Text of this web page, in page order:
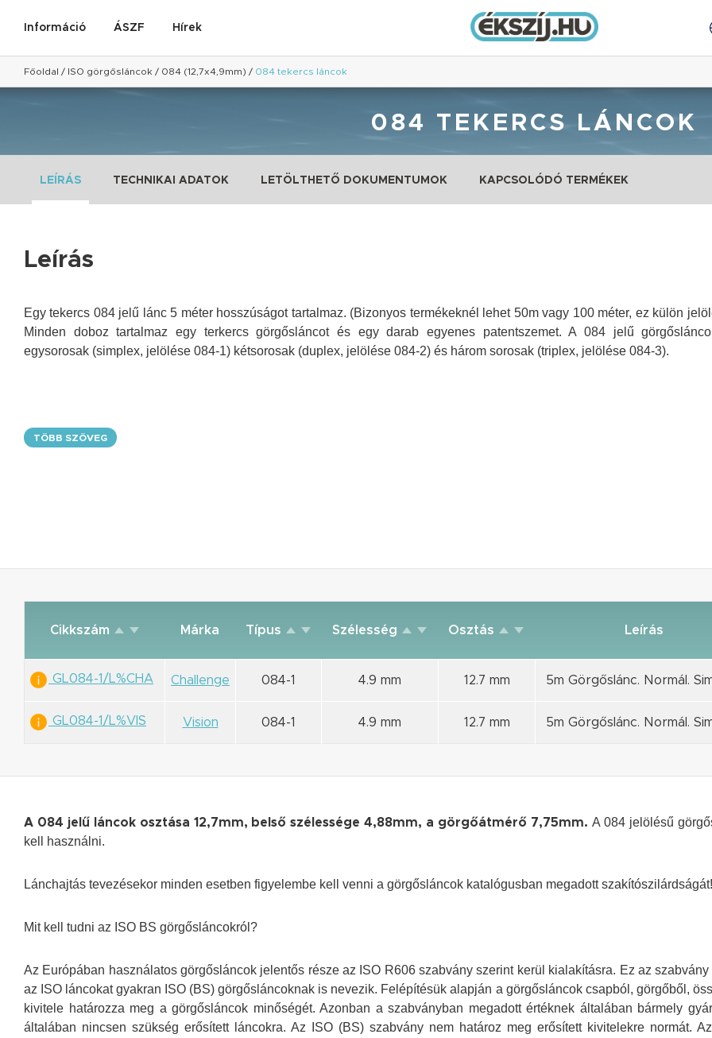
Információ ÁSZF Hírek
Főoldal / ISO görgősláncok / 084 (12,7x4,9mm) / 084 tekercs láncok
084 TEKERCS LÁNCOK
LEÍRÁS TECHNIKAI ADATOK LETÖLTHETŐ DOKUMENTUMOK KAPCSOLÓDÓ TERMÉKEK
Leírás
Egy tekercs 084 jelű lánc 5 méter hosszúságot tartalmaz. (Bizonyos termékeknél lehet 50m vagy 100 méter, ez külön
Minden doboz tartalmaz egy terkercs görgősláncot és egy darab egyenes patentszemet.A 084 jelű
egysorosak (simplex, jelölése 084-1) kétsorosak (duplex, jelölése 084-2) és három sorosak (triplex, jelölése 084-3).
TÖBB SZÖVEG
Cikkszám Márka Típus Szélesség Osztás Leírás
GL084-1/L%CHA Challenge 084-1 4.9 mm 12.7 mm 5m Görgőslánc. Normál.
GL084-1/L%VIS Vision 084-1 4.9 mm 12.7 mm 5m Görgőslánc. Normál.
A 084 jelű láncok osztása 12,7mm, belső szélessége 4,88mm, a görgőátmérő 7,75mm. A 084 jelölésű
kell használni.
Lánchajtás tevezésekor minden esetben figyelembe kell venni a görgősláncok katalógusban megadott
Mit kell tudni az ISO BS görgősláncokról?
Az Európában használatos görgősláncok jelentős része az ISO R606 szabvány szerint kerül kialakításra. Ez az
az ISO láncokat gyakran ISO (BS) görgősláncoknak is nevezik. Felépítésük alapján a görgősláncok csapból, görgőből,
kivitele határozza meg a görgősláncok minőségét. Azonban a szabványban megadott értéknek általában bármely
általában nincsen szükség erősített láncokra. Az ISO (BS) szabvány nem határoz meg erősített kivitelekre normát.